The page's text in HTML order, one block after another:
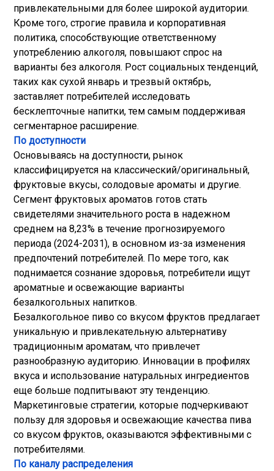
привлекательными для более широкой аудитории.
Кроме того, строгие правила и корпоративная
политика, способствующие ответственному
употреблению алкоголя, повышают спрос на
варианты без алкоголя. Рост социальных тенденций,
таких как сухой январь и трезвый октябрь,
заставляет потребителей исследовать
бесклепточные напитки, тем самым поддерживая
сегментарное расширение.
По доступности
Основываясь на доступности, рынок
классифицируется на классический/оригинальный,
фруктовые вкусы, солодовые ароматы и другие.
Сегмент фруктовых ароматов готов стать
свидетелями значительного роста в надежном
среднем на 8,23% в течение прогнозируемого
периода (2024-2031), в основном из-за изменения
предпочтений потребителей. По мере того, как
поднимается сознание здоровья, потребители ищут
ароматные и освежающие варианты
безалкогольных напитков.
Безалкогольное пиво со вкусом фруктов предлагает
уникальную и привлекательную альтернативу
традиционным ароматам, что привлечет
разнообразную аудиторию. Инновации в профилях
вкуса и использование натуральных ингредиентов
еще больше подпитывают эту тенденцию.
Маркетинговые стратегии, которые подчеркивают
пользу для здоровья и освежающие качества пива
со вкусом фруктов, оказываются эффективными с
потребителями.
По каналу распределения